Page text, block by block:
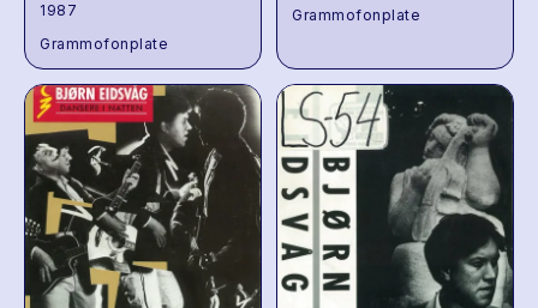
1987
Grammofonplate
Grammofonplate